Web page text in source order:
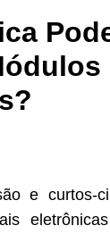
e curtos-